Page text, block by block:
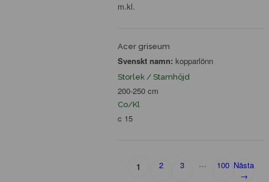
m.kl.
Acer griseum
Svenskt namn: kopparlönn
Storlek / Stamhöjd
200-250 cm
Co/Kl
c 15
1 2 3 … 100 Nästa
→